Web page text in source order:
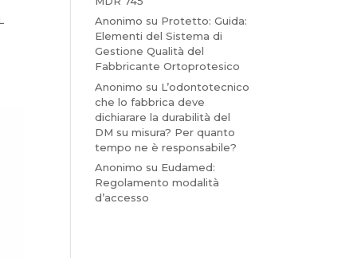
Anonimo su Protetto: Guida:
Elementi del Sistema di
Gestione Qualità del
Fabbricante Ortoprotesico
Anonimo su L’odontotecnico
che lo fabbrica deve
dichiarare la durabilità del
DM su misura? Per quanto
tempo ne è responsabile?
Anonimo su Eudamed:
Regolamento modalità
d’accesso